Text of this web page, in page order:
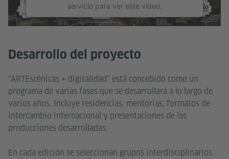
servicio para ver este vídeo.
Más información
Aceptar
Desarrollo del proyecto
“ARTEscénicas + digitalidad” está concebido como un
programa de varias fases que se desarrollará a lo largo de
varios años. Incluye residencias, mentorías, formatos de
intercambio internacional y presentaciones de las
producciones desarrolladas.
En cada edición se seleccionan grupos interdisciplinarios